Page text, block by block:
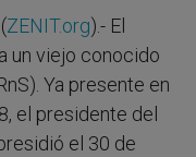
ZENIT.org).- El
un viejo conocido
Ya presente en
el presidente del
el 30 de